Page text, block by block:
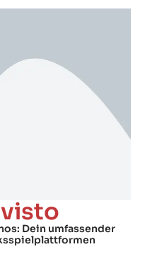
visto
Dein umfassender